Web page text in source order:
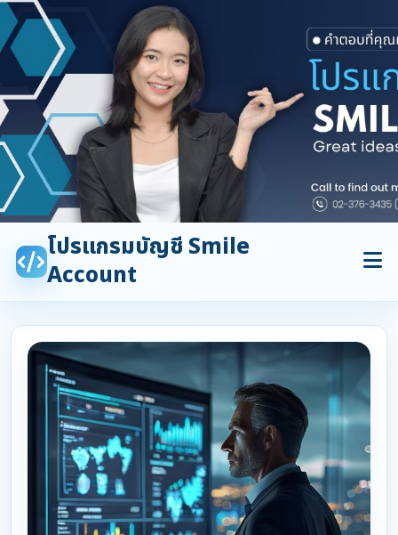
โปรแกรมบัญชี Smile
Account